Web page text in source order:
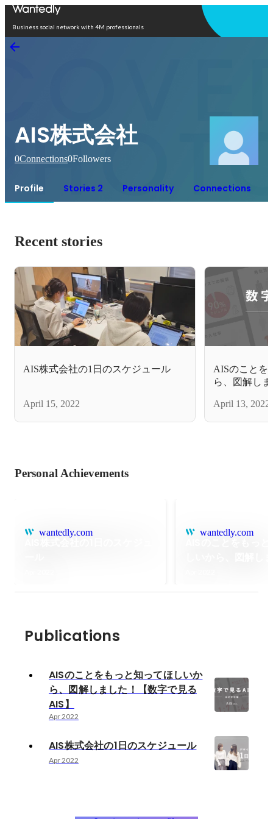
Business social network with 4M professionals
AIS株式会社
0Connections0Followers
Profile Stories 2 Personality Connections
Recent stories
AIS株式会社の1日のスケジュール
April 15, 2022
AISのことを
ら、図解し
April 13, 2022
Personal Achievements
wantedly.com wantedly.com
Publications
AISのことをもっと知ってほしいか
ら、図解しました！【数字で見る
AIS】
Apr 2022
AIS株式会社の1日のスケジュール
Apr 2022